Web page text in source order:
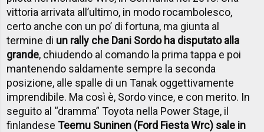
vittoria arrivata all’ultimo, in modo rocambolesco,
certo anche con un po’ di fortuna, ma giunta al
termine di un rally che Dani Sordo ha disputato alla
grande, chiudendo al comando la prima tappa e poi
mantenendo saldamente sempre la seconda
posizione, alle spalle di un Tanak oggettivamente
imprendibile. Ma così è, Sordo vince, e con merito. In
seguito al “dramma” Toyota nella Power Stage, il
finlandeseTeemu Suninen (Ford Fiesta Wrc) sale in